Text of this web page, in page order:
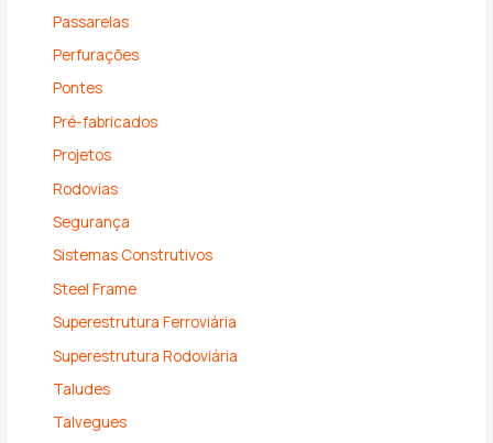
Passarelas
Perfurações
Pontes
Pré-fabricados
Projetos
Rodovias
Segurança
Sistemas Construtivos
Steel Frame
Superestrutura Ferroviária
Superestrutura Rodoviária
Taludes
Talvegues